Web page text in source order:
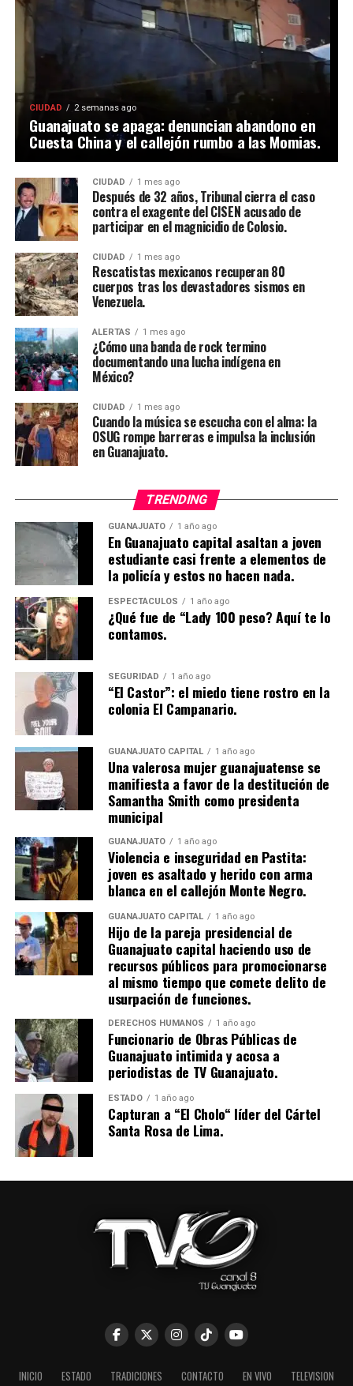
CIUDAD 2 semanas ago
Guanajuato se apaga: denuncian abandono en
Cuesta China y el callejón rumbo a las Momias.
CIUDAD 1 mes ago
Después de 32 años, Tribunal cierra el caso
contra el exagente del CISEN acusado de
participar en el magnicidio de Colosio.
CIUDAD 1 mes ago
Rescatistas mexicanos recuperan 80
cuerpos tras los devastadores sismos en
Venezuela.
ALERTAS 1 mes ago
¿Cómo una banda de rock termino
documentando una lucha indígena en
México?
CIUDAD 1 mes ago
Cuando la música se escucha con el alma: la
OSUG rompe barreras e impulsa la inclusión
en Guanajuato.
TRENDING
GUANAJUATO 1 año ago
En Guanajuato capital asaltan a joven
estudiante casi frente a elementos de
la policía y estos no hacen nada.
ESPECTÁCULOS 1 año ago
¿Qué fue de “Lady 100 peso? Aquí te lo
contamos.
SEGURIDAD 1 año ago
“El Castor”: el miedo tiene rostro en la
colonia El Campanario.
GUANAJUATO CAPITAL 1 año ago
Una valerosa mujer guanajuatense se
manifiesta a favor de la destitución de
Samantha Smith como presidenta
municipal
GUANAJUATO 1 año ago
Violencia e inseguridad en Pastita:
joven es asaltado y herido con arma
blanca en el callejón Monte Negro.
GUANAJUATO CAPITAL 1 año ago
Hijo de la pareja presidencial de
Guanajuato capital haciendo uso de
recursos públicos para promocionarse
al mismo tiempo que comete delito de
usurpación de funciones.
DERECHOS HUMANOS 1 año ago
Funcionario de Obras Públicas de
Guanajuato intimida y acosa a
periodistas de TV Guanajuato.
ESTADO 1 año ago
Capturan a “El Cholo“ líder del Cártel
Santa Rosa de Lima.
INICIO ESTADO TRADICIONES CONTACTO EN VIVO TELEVISION